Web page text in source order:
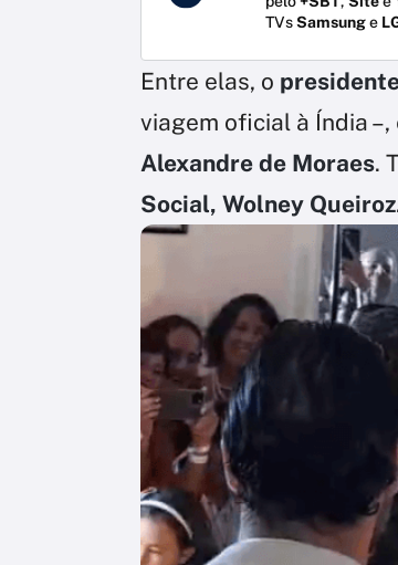
TVsSamsunge
Entre elas, o
viagem oficial à Índia –,
Alexandre de Moraes.
Social, Wolney Queiroz